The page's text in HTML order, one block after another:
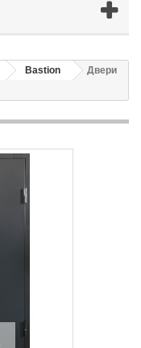
Bastion
Двери